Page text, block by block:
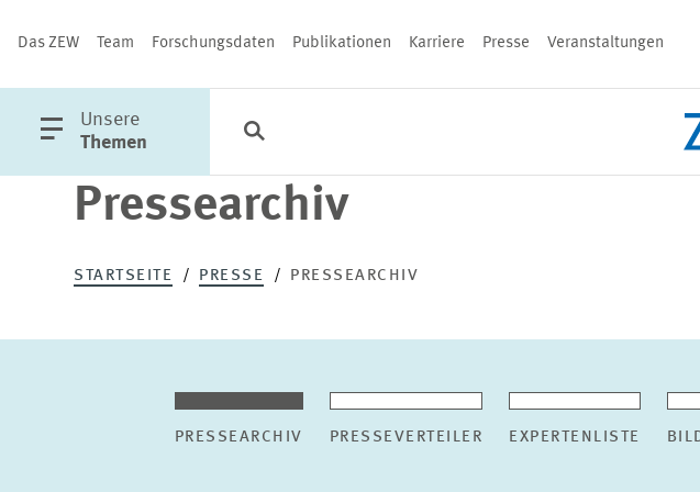
Das ZEW Team Forschungsdaten Publikationen Karriere Presse Veranstaltungen
öffne
Hauptmenü
Unsere
Themen
Kategorien
Schließen
Pressearchiv
STARTSEITE PRESSE PRESSEARCHIV
PRESSEARCHIV PRESSEVERTEILER EXPERTENLISTE